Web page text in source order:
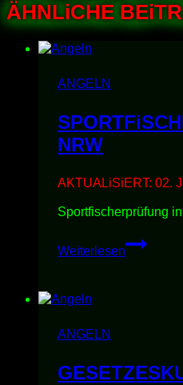
ÄHNLiCHE
ANGELN
NRW
AKTUALiSiERT: 02.
Sportfischerprüfung
WeiterlesenNRW
ANGELN